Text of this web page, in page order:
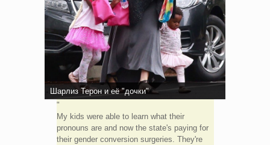
Шарлиз Терон и её "дочки"
My kids were able to learn what their
pronouns are and now the state's paying for
their gender conversion surgeries. They're